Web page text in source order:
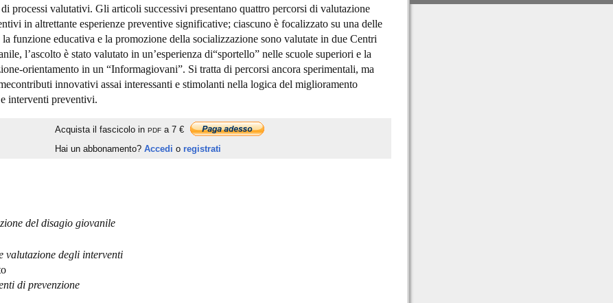
processi valutativi. Gli articoli successivi presentano quattro percorsi di valutazione
in altrettante esperienze preventive significative; ciascuno è focalizzato su una delle
funzione educativa e la promozione della socializzazione sono valutate in due Centri
l’ascolto è stato valutato in un’esperienza di“sportello” nelle scuole superiori e la
orientamento in un “Informagiovani”. Si tratta di percorsi ancora sperimentali, ma
innovativi assai interessanti e stimolanti nella logica del miglioramento
interventi preventivi.
Acquista il fascicolo in PDFa 7 €
Hai un abbonamento? Accedi o registrati
del disagio giovanile
valutazione degli interventi
di prevenzione